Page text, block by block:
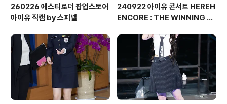
260226 에스티로더 팝업스토어
아이유 직캠 by 스피넬
240922 아이유 콘서트 HEREH
ENCORE : THE WINNING 직